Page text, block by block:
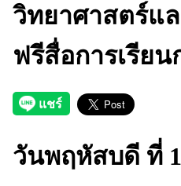
วิทยาศาสตร์แ
ฟรีสื่อการเรีย
วันพฤหัสบดี ที่